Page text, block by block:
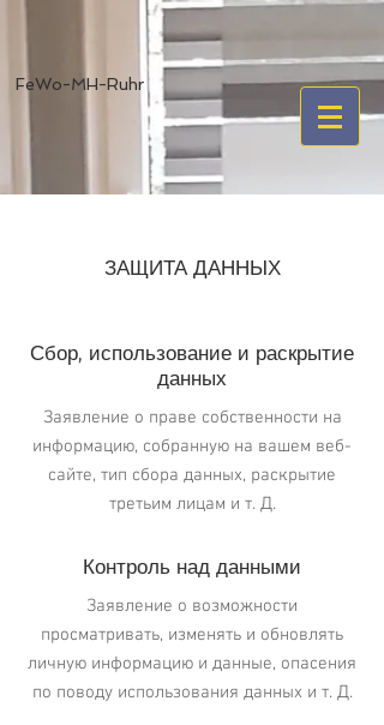
FeWo-MH-Ruhr
ЗАЩИТА ДАННЫХ
Сбор, использование и раскрытие
данных
Заявление о праве собственности на
информацию, собранную на вашем веб-
сайте, тип сбора данных, раскрытие
третьим лицам и т. Д.
Контроль над данными
Заявление о возможности
просматривать, изменять и обновлять
личную информацию и данные, опасения
по поводу использования данных и т. Д.